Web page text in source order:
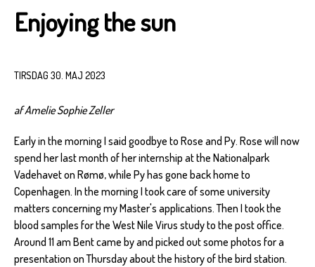
Enjoying the sun
TIRSDAG 30. MAJ 2023
af Amelie Sophie Zeller
Early in the morning I said goodbye to Rose and Py. Rose will now
spend her last month of her internship at the Nationalpark
Vadehavet on Rømø, while Py has gone back home to
Copenhagen. In the morning I took care of some university
matters concerning my Master's applications. Then I took the
blood samples for the West Nile Virus study to the post office.
Around 11 am Bent came by and picked out some photos for a
presentation on Thursday about the history of the bird station.